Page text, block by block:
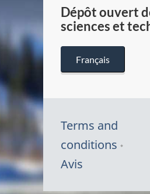
Dépôt ouvert
sciences et
Français
Terms and
conditions
Avis